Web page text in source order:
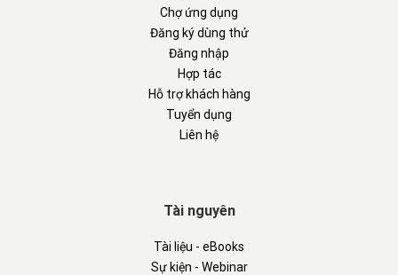
Chợ ứng dụng
Đăng ký dùng thử
Đăng nhập
Hợp tác
Hỗ trợ khách hàng
Tuyển dụng
Liên hệ
Tài nguyên
Tài liệu - eBooks
Sự kiện - Webinar